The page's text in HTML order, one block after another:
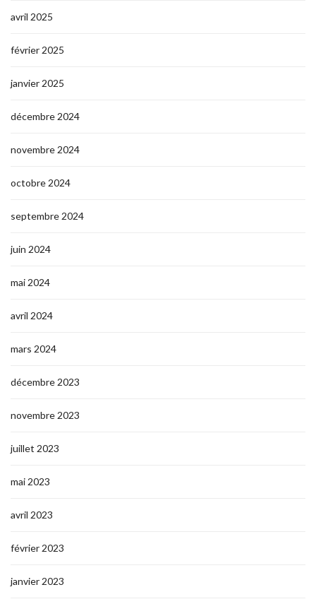
avril 2025
février 2025
janvier 2025
décembre 2024
novembre 2024
octobre 2024
septembre 2024
juin 2024
mai 2024
avril 2024
mars 2024
décembre 2023
novembre 2023
juillet 2023
mai 2023
avril 2023
février 2023
janvier 2023